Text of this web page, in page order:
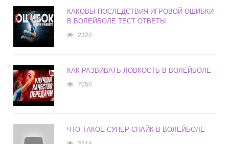
КАКОВЫ ПОСЛЕДСТВИЯ ИГРОВОЙ ОШИБКИ
В ВОЛЕЙБОЛЕ ТЕСТ ОТВЕТЫ
2320
КАК РАЗВИВАТЬ ЛОВКОСТЬ В ВОЛЕЙБОЛЕ
7050
ЧТО ТАКОЕ СУПЕР СПАЙК В ВОЛЕЙБОЛЕ